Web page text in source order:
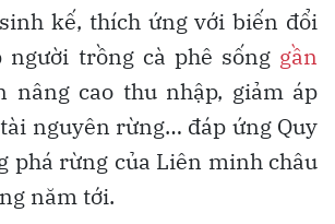
kế, thích ứng với biến đổi
người trồng cà phê sống gần
nâng cao thu nhập, giảm áp
nguyên rừng… đáp ứng Quy
phá rừng của Liên minh châu
năm tới.